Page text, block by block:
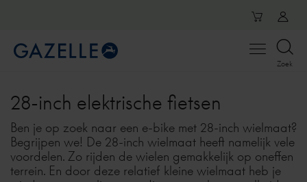
Open
Zoek
28-inch elektrische fietsen
Ben je op zoek naar een e-bike met 28-inch wielmaat?
Begrijpen we! De 28-inch wielmaat heeft namelijk vele
voordelen. Zo rijden de wielen gemakkelijk op oneffen
terrein. En door deze relatief kleine wielmaat heb je